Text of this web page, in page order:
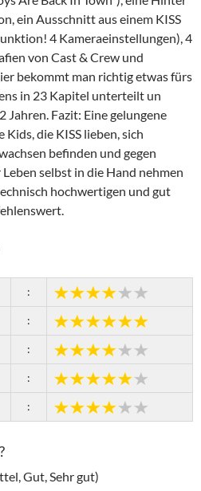
ein Ausschnitt aus einem KISS
4 Kameraeinstellungen), 4
von Cast & Crew und
bekommt man richtig etwas fürs
in 23 Kapitel unterteilt un
Jahren. Fazit: Eine gelungene
die KISS lieben, sich
befinden und gegen
selbst in die Hand nehmen
hochwertigen und gut
:
:
:
:
:
Gut, Sehr gut)